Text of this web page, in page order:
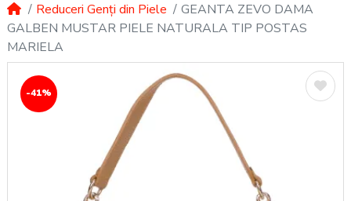
Reduceri Genți din Piele
GEANTA ZEVO DAMA
GALBEN MUSTAR PIELE NATURALA TIP POSTAS
MARIELA
-41%